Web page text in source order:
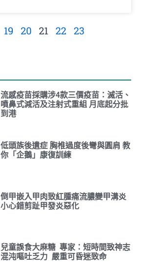
19 20 21 22 23
流感疫苗採購涉4款三價疫苗：滅活、
噴鼻式減活及注射式重組 月底起分批
到港
低頭族後遺症 胸椎過度後彎與圓肩 教
你「企鵝」康復訓練
倒甲嵌入甲肉致紅腫痛流膿變甲溝炎
小心錯剪趾甲發炎惡化
兒童誤食大麻糖 專家：短時間致神志
混沌嘔吐乏力 嚴重可昏迷致命